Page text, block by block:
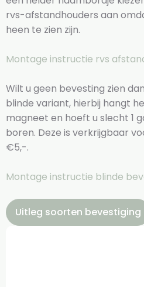
rvs-afstandhouders aan
heen te zien zijn.
Montage instructie rvs
Wilt u geen bevesting zien
blinde variant, hierbij hangt
magneet en hoeft u slecht 1
boren. Deze is verkrijgbaar
€5,-.
Montage instructie blinde
Uitleg soorten bevestiging